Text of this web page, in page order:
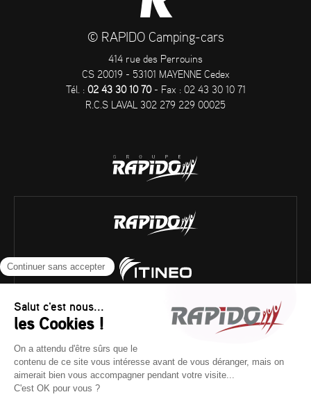
© RAPIDO Camping-cars
414 rue des Perrouins
CS 20019 - 53101 MAYENNE Cedex
Tél. : 02 43 30 10 70- Fax : 02 43 30 10 71
R.C.S LAVAL 302 279 229 00025